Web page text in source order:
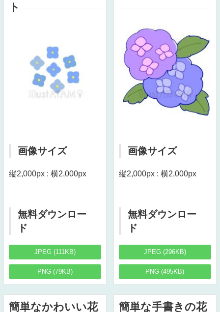
ト
画像サイズ
縦2,000px : 横2,000px
無料ダウンロー
ド
JPEG (111KB)
PNG (79KB)
画像サイズ
縦2,000px : 横2,000px
無料ダウンロー
ド
JPEG (296KB)
PNG (495KB)
簡単なかわいい花 簡単な手書きの花